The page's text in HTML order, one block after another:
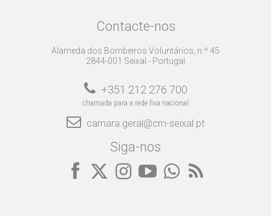
Contacte-nos
Alameda dos Bombeiros Voluntários, n.º 45
2844-001 Seixal - Portugal
+351 212 276 700
chamada para a rede fixa nacional
camara.geral@cm-seixal.pt
Siga-nos